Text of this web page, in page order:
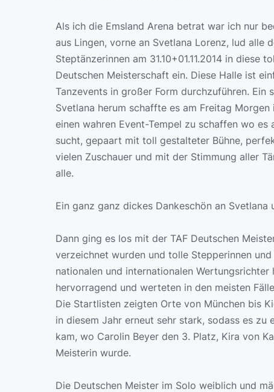
Als ich die Emsland Arena betrat war ich nur
aus Lingen, vorne an Svetlana Lorenz, lud alle
Steptänzerinnen am 31.10+01.11.2014 in diese
Deutschen Meisterschaft ein. Diese Halle ist
Tanzevents in großer Form durchzuführen. Ein
Svetlana herum schaffte es am Freitag
einen wahren Event-Tempel zu schaffen wo
sucht, gepaart mit toll gestalteter Bühne,
vielen Zuschauer und mit der Stimmung aller
alle.
Ein ganz ganz dickes Dankeschön an
Dann ging es los mit der TAF Deutschen
verzeichnet wurden und tolle Stepperinnen
nationalen und internationalen
hervorragend und werteten in den meisten
Die Startlisten zeigten Orte von München bis
in diesem Jahr erneut sehr stark, sodass es zu
kam, wo Carolin Beyer den 3. Platz, Kira von
Meisterin wurde.
Die Deutschen Meister im Solo weiblich und